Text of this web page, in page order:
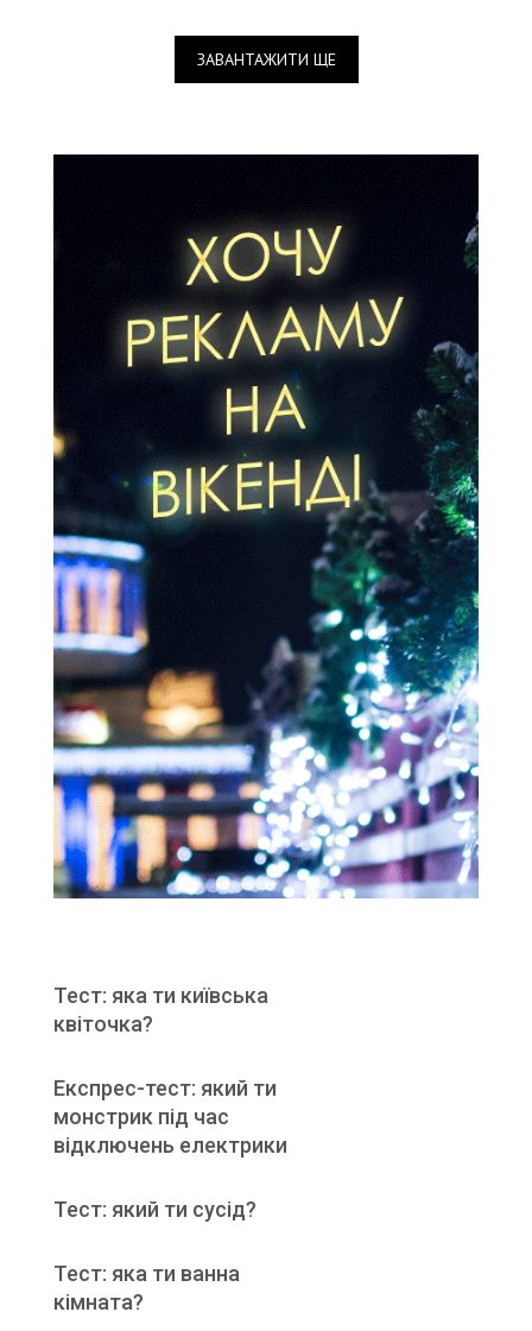
ЗАВАНТАЖИТИ ЩЕ
Тест: яка ти київська
квіточка?
Експрес-тест: який ти
монстрик під час
відключень електрики
Тест: який ти сусід?
Тест: яка ти ванна
кімната?